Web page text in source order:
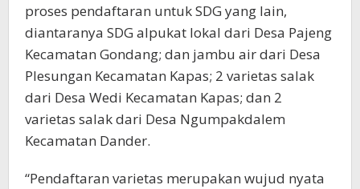
proses pendaftaran untuk SDG yang lain,
diantaranya SDG alpukat lokal dari Desa Pajeng
Kecamatan Gondang; dan jambu air dari Desa
Plesungan Kecamatan Kapas; 2 varietas salak
dari Desa Wedi Kecamatan Kapas; dan 2
varietas salak dari Desa Ngumpakdalem
Kecamatan Dander.
“Pendaftaran varietas merupakan wujud nyata